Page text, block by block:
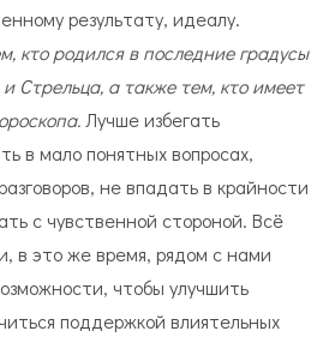
результату, идеалу.
кто родился в последние градусы
Стрельца, а также тем, кто имеет
Лучше избегать
в мало понятных вопросах,
не впадать в крайности
с чувственной стороной. Всё
в это же время, рядом с нами
чтобы улучшить
поддержкой влиятельных